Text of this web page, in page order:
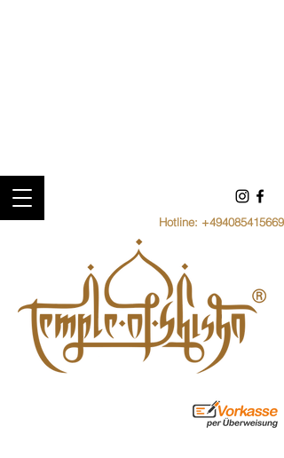
Hotline: +494085415669